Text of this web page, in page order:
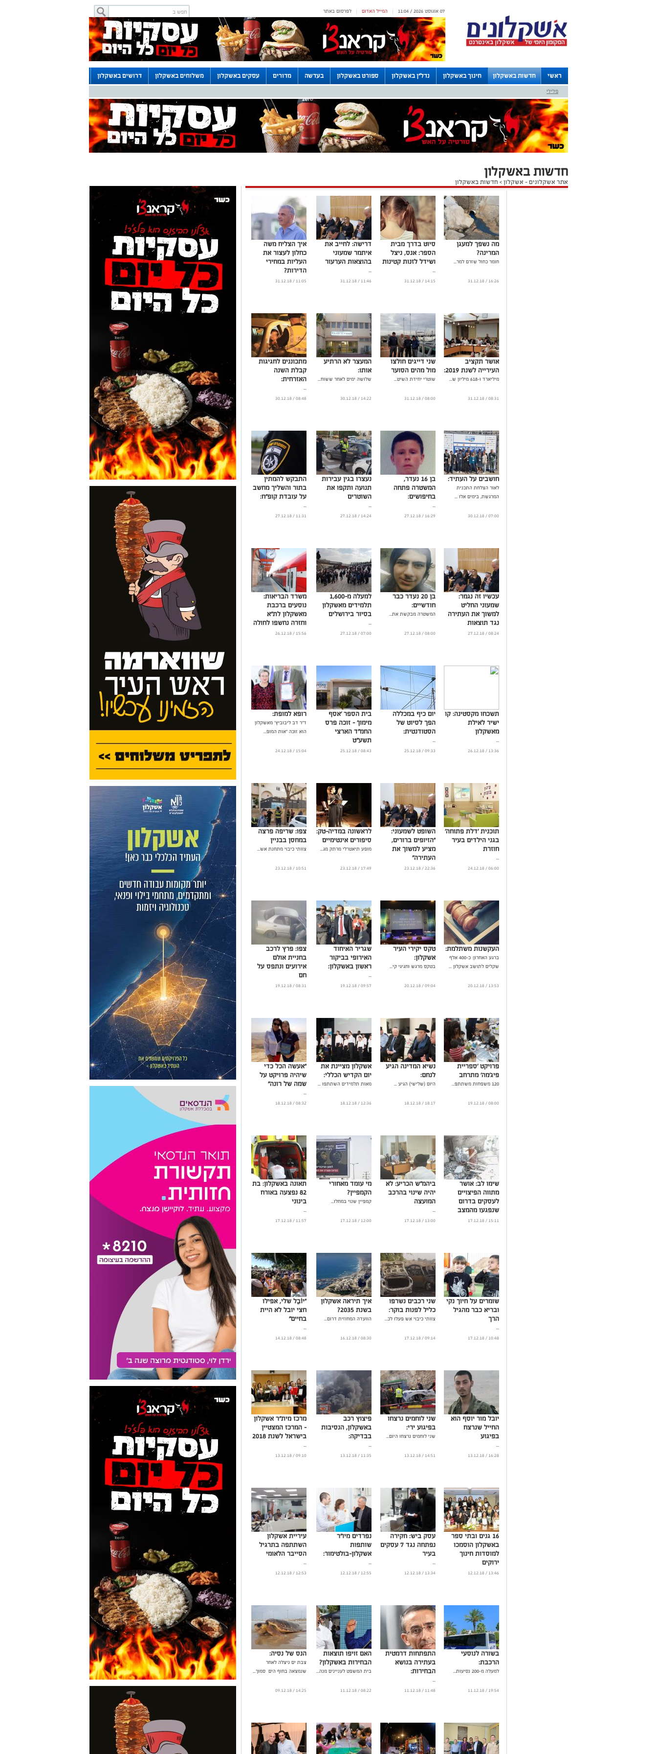
לפרסום באתר | המייל האדום | 07 אוגוסט 2026 / 11:04
ראשי חדשות באשקלון חינוך באשקלון נדל"ן באשקלון ספורט באשקלון בעדשה מדורים עסקים באשקלון משלוחים באשקלון דרושים באשקלון
לוחות
פלילי
חדשות באשקלון
אתר אשקלונים - אשקלון> חדשות באשקלון
מה נשפך למעגן
המרינה?
חומר כחול שזרם למר...
16:26 / 31.12.18
סיוט בדרך מבית
הספר: אנס, ניצל
ושידל לזנות קטינות
...
14:15 / 31.12.18
דרישה: לחייב את
איתמר שמעוני
בהוצאות הערעור
...
11:46 / 31.12.18
איך הצליח משה
כחלון לעצור את
העליות במחירי
הדירות?
...
11:05 / 31.12.18
אושר תקציב
העירייה לשנת 2019:
מיליארד ו-618 מיליון ש...
08:31 / 31.12.18
שני דייגים חולצו
מול מהים הסוער
שוטרי יחידת השיט...
08:00 / 31.12.18
המעצר לא הרתיע
אותו:
שלושה ימים לאחר ששוח...
14:22 / 30.12.18
מתכוננים לחגיגות
קבלת השנה
האזרחית:
...
08:48 / 30.12.18
חושבים על העתיד:
לאור הצלחת התכנית
המרגשת, בימים אלו ...
07:00 / 30.12.18
בן 16 נעדר,
המשטרה פתחה
בחיפושים:
...
16:29 / 27.12.18
נעצרו בגין עבירות
תנועה ותקפו את
השוטרים
...
14:24 / 27.12.18
התבקש להמתין
בתור והשליך מחשב
על עובדת קופ"ח:
...
11:31 / 27.12.18
עכשיו זה נגמר:
שמעוני החליט
למשוך את העתירה
נגד תוצאות
הבחירות
08:24 / 27.12.18
בן 20 נעדר כבר
חודשיים:
המשטרה מבקשת את...
08:00 / 27.12.18
למעלה מ-1,600
תלמידים מאשקלון
בסיור בירושלים
...
07:00 / 27.12.18
משרד הבריאות:
נוסעים ברכבת
מאשקלון לת"א
וחזרה נחשפו לחולה
חצבת
15:56 / 26.12.18
תשכחו מקסטינה: קו
ישיר לאילת
מאשקלון
...
13:36 / 26.12.18
יום כיף במכללה
הפך לסיוט של
הסטודנטית:
...
09:33 / 25.12.18
בית הספר 'אסף
מימון' - זוכה פרס
החמ"ד הארצי
תשע"ט
...
08:43 / 25.12.18
רופא למופת:
ד"ר דב ליבוביץ' מאשקלון
הוא זוכה "אות המופ...
15:04 / 24.12.18
תוכנית 'דלת פתוחה'
בגני הילדים בעיר
חוזרת
...
06:00 / 24.12.18
השופט לשמעוני:
"הזיופים ברורים,
מציע למשוך את
העתירה"
...
22:36 / 23.12.18
לראשונה במדיה-טק:
סיפורים אינטימיים
מופע תיאטרלי מרתק מג...
17:49 / 23.12.18
צפו: שריפה פרצה
במחסן בבניין
צוותי כיבוי מתחנת אש...
10:51 / 23.12.18
העקשנות משתלמת:
ברגע האחרון: כ-400 אלף
שקלים לתושב אשקלון ...
13:53 / 20.12.18
טקס יקירי העיר
אשקלון:
בטקס מרגש וחגיגי קי...
09:04 / 20.12.18
שגריר האיחוד
האירופי בביקור
ראשון באשקלון:
...
09:57 / 19.12.18
צפו: פרץ לרכב
בחניית אולם
אירועים ונתפס על
חם
...
08:31 / 19.12.18
פרויקט 'ספריית
פיג'מה' מתרחב
120 משפחות משתתפ...
08:00 / 19.12.18
נשיא המדינה הגיע
לנחם:
היום (שלישי) הגיע ...
18:17 / 18.12.18
אשקלון מציינת את
יום הקדיש הכללי:
מאות תלמידים השתתפו ...
12:36 / 18.12.18
"אעשה הכל כדי
שיהיה פרויקט על
שמה של רונה"
...
08:32 / 18.12.18
שימו לב: אושר
מתווה הפיצויים
לעסקים בדרום
שנפגעו מהמצב
הביטחוני
15:11 / 17.12.18
ביהמ"ש הכריע: לא
יהיה שינוי בהרכב
המועצה
...
13:00 / 17.12.18
מי עומד מאחורי
הקמפיין?
קמפיין שנוי במחלו...
12:00 / 17.12.18
תאונה באשקלון: בת
82 נפצעה באורח
בינוני
...
11:57 / 17.12.18
שומרים על חיוך נקי
ובריא כבר מהגיל
הרך
...
10:48 / 17.12.18
שני רכבים נשרפו
כליל לפנות בוקר:
צוותי כיבוי אש פעלו לכ...
09:14 / 17.12.18
איך תיראה אשקלון
בשנת 2035?
הוועדה המחוזית דרום...
08:30 / 16.12.18
"יוֹבֵל שלי, אפילו
חצי יובל לא היית
בחיים"
...
08:48 / 14.12.18
יובל מור יוסף הוא
החייל שנרצח
בפיגוע
...
16:28 / 13.12.18
שני לוחמים נרצחו
בפיגוע ירי:
שני לוחמים נרצחו היום...
14:51 / 13.12.18
פיצוץ רכב
באשקלון, הנסיבות
בבדיקה:
...
11:35 / 13.12.18
מרכז מית"ר אשקלון
- המרכז המצטיין
בישראל לשנת 2018
...
09:10 / 13.12.18
16 גנים ובתי ספר
באשקלון הוסמכו
למוסדות חינוך
ירוקים
...
13:46 / 12.12.18
עסק ביש: חקירה
נפתחה נגד 7 עסקים
בעיר
...
13:34 / 12.12.18
נפרדים מיו"ר
שותפות
אשקלון-בולטימור:
...
12:55 / 12.12.18
עיריית אשקלון
השתתפה בתרגיל
הסייבר הלאומי
...
12:53 / 12.12.18
בשורה לנוסעי
הרכבת:
למעלה מ-200 נסיעות...
19:54 / 11.12.18
התפתחות דרמטית
בעתירה בנושא
הבחירות:
...
11:48 / 11.12.18
האם זויפו תוצאות
הבחירות באשקלון?
בית המשפט לעניינים מנה...
08:22 / 11.12.18
הנס של נסיה:
צבת ים ניצלה לאחר
שנמצאה בחוף הים סמוך...
14:25 / 09.12.18